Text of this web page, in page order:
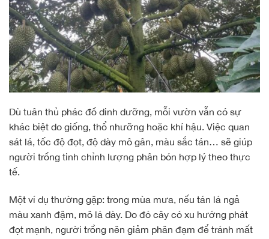
Dù tuân thủ phác đồ dinh dưỡng, mỗi vườn vẫn có sự
khác biệt do giống, thổ nhưỡng hoặc khí hậu. Việc quan
sát lá, tốc độ đọt, độ dày mô gân, màu sắc tán… sẽ giúp
người trồng tinh chỉnh lượng phân bón hợp lý theo thực
tế.
Một ví dụ thường gặp: trong mùa mưa, nếu tán lá ngả
màu xanh đậm, mô lá dày. Do đó cây có xu hướng phát
đọt mạnh, người trồng nên giảm phân đạm để tránh mất